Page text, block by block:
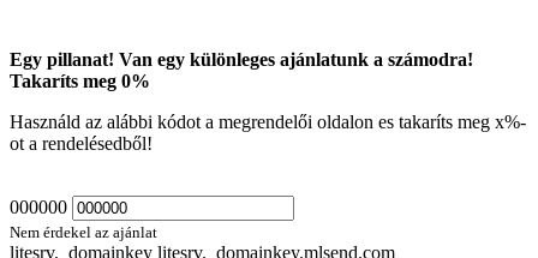
Egy pillanat! Van egy különleges ajánlatunk a számodra!
Takaríts meg 0%
Használd az alábbi kódot a megrendelői oldalon es takaríts meg x%-
ot a rendelésedből!
000000
Nem érdekel az ajánlat
litesrv._domainkey litesrv._domainkey.mlsend.com